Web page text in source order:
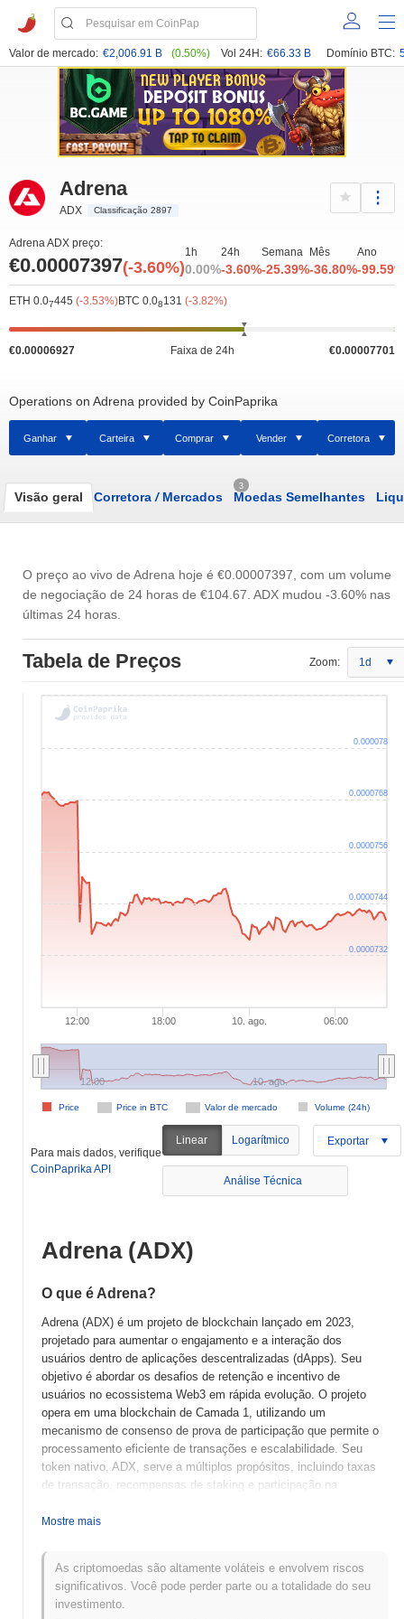
Valor de mercado: €2,006.91 B (0.50%) Vol 24H: €66.33 B Domínio BTC:
Adrena
ADX Classificação 2897
Adrena ADX preço:
€0.00007397(-3.60%)
1h
0.00%
24h
-3.60%
Semana
-25.39%
Mês
-36.80%
Ano
-99.59%
ETH 0.07445 (-3.53%)BTC 0.08131 (-3.82%)
€0.00006927 Faixa de 24h €0.00007701
Operations on Adrena provided by CoinPaprika
Ganhar Carteira Comprar Vender Corretora
Visão geral Corretora /Mercados
3
Moedas Semelhantes
O preço ao vivo de Adrena hoje é €0.00007397 , com um volume
de negociação de 24 horas de €104.67 . ADX mudou -3.60% nas
últimas 24 horas.
Tabela de Preços Zoom: 1d
12:00 18:00 10. ago. 06:00
Price in BTC Valor de mercado Volume (24h)
Price
12:00 10. ago.
0.0000732
0.0000744
0.0000756
0.0000768
0.000078
Para mais dados, verifique
CoinPaprika API
Linear Logarítmico Exportar
Análise Técnica
Adrena (ADX)
O que é Adrena?
Adrena (ADX) é um projeto de blockchain lançado em 2023,
projetado para aumentar o engajamento e a interação dos
usuários dentro de aplicações descentralizadas (dApps). Seu
objetivo é abordar os desafios de retenção e incentivo de
usuários no ecossistema Web3 em rápida evolução. O projeto
opera em uma blockchain de Camada 1, utilizando um
mecanismo de consenso de prova de participação que permite o
processamento eficiente de transações e escalabilidade. Seu
token nativo, ADX, serve a múltiplos propósitos, incluindo taxas
de transação, recompensas de staking e participação na
desenvolvimento do projeto e os processos de tomada de
integrar elementos de gamificação em dApps, o que melhora a
experiência do usuário e promove a participação ativa. Esse
recurso único posiciona Adrena como um jogador significativo no
espaço de blockchain, especialmente na promoção do
Mostre mais
As criptomoedas são altamente voláteis e envolvem riscos
significativos. Você pode perder parte ou a totalidade do seu
investimento.